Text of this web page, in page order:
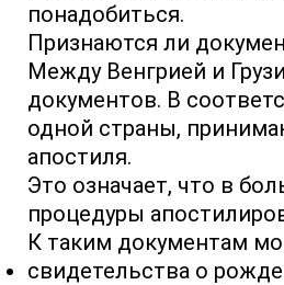
понадобиться.
Признаются ли
Между Венгрией и
документов. В
одной страны,
апостиля.
Это означает, что в
процедуры
К таким документам
свидетельства о